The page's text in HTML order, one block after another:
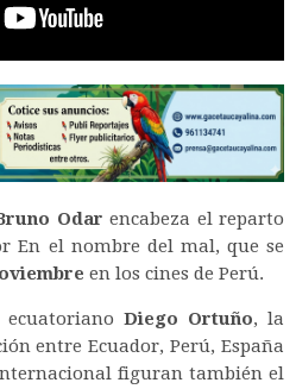
Odar encabeza el reparto
En el nombre del mal, que se
en los cines de Perú.
Diego Ortuño, la
entre Ecuador, Perú, España
figuran también el